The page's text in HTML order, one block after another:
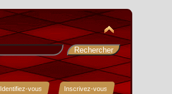
Identifiez-vous Inscrivez-vous